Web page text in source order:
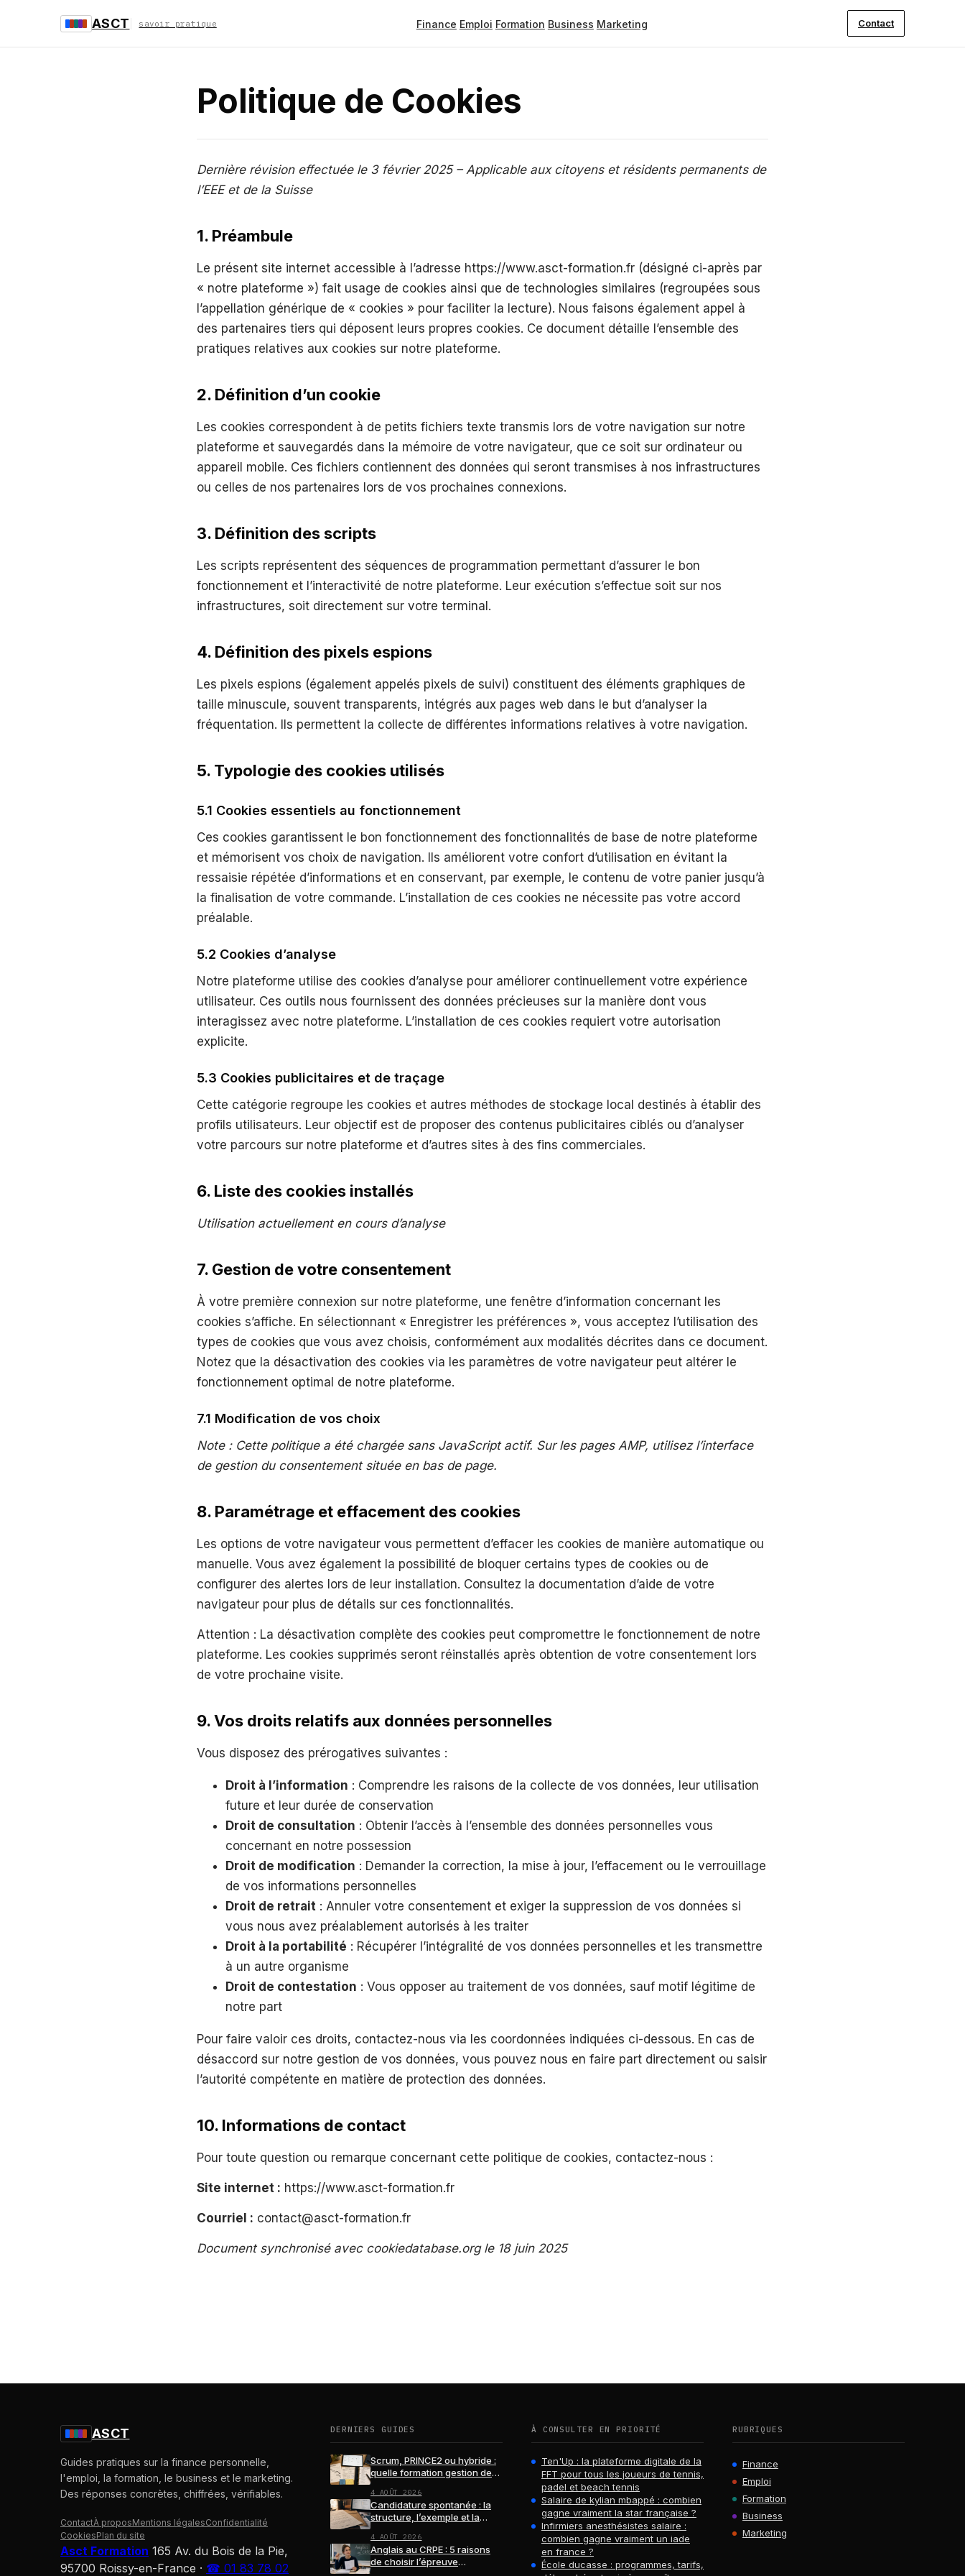
ASCT savoir pratique Finance Emploi Formation Business Marketing Contact
Politique de Cookies
Dernière révision effectuée le 3 février 2025 – Applicable aux citoyens et résidents permanents de
l’EEE et de la Suisse
1. Préambule
Le présent site internet accessible à l’adresse https://www.asct-formation.fr (désigné ci-après par
« notre plateforme ») fait usage de cookies ainsi que de technologies similaires (regroupées sous
l’appellation générique de « cookies » pour faciliter la lecture). Nous faisons également appel à
des partenaires tiers qui déposent leurs propres cookies. Ce document détaille l’ensemble des
pratiques relatives aux cookies sur notre plateforme.
2. Définition d’un cookie
Les cookies correspondent à de petits fichiers texte transmis lors de votre navigation sur notre
plateforme et sauvegardés dans la mémoire de votre navigateur, que ce soit sur ordinateur ou
appareil mobile. Ces fichiers contiennent des données qui seront transmises à nos infrastructures
ou celles de nos partenaires lors de vos prochaines connexions.
3. Définition des scripts
Les scripts représentent des séquences de programmation permettant d’assurer le bon
fonctionnement et l’interactivité de notre plateforme. Leur exécution s’effectue soit sur nos
infrastructures, soit directement sur votre terminal.
4. Définition des pixels espions
Les pixels espions (également appelés pixels de suivi) constituent des éléments graphiques de
taille minuscule, souvent transparents, intégrés aux pages web dans le but d’analyser la
fréquentation. Ils permettent la collecte de différentes informations relatives à votre navigation.
5. Typologie des cookies utilisés
5.1 Cookies essentiels au fonctionnement
Ces cookies garantissent le bon fonctionnement des fonctionnalités de base de notre plateforme
et mémorisent vos choix de navigation. Ils améliorent votre confort d’utilisation en évitant la
ressaisie répétée d’informations et en conservant, par exemple, le contenu de votre panier jusqu’à
la finalisation de votre commande. L’installation de ces cookies ne nécessite pas votre accord
préalable.
5.2 Cookies d’analyse
Notre plateforme utilise des cookies d’analyse pour améliorer continuellement votre expérience
utilisateur. Ces outils nous fournissent des données précieuses sur la manière dont vous
interagissez avec notre plateforme. L’installation de ces cookies requiert votre autorisation
explicite.
5.3 Cookies publicitaires et de traçage
Cette catégorie regroupe les cookies et autres méthodes de stockage local destinés à établir des
profils utilisateurs. Leur objectif est de proposer des contenus publicitaires ciblés ou d’analyser
votre parcours sur notre plateforme et d’autres sites à des fins commerciales.
6. Liste des cookies installés
Utilisation actuellement en cours d’analyse
7. Gestion de votre consentement
À votre première connexion sur notre plateforme, une fenêtre d’information concernant les
cookies s’affiche. En sélectionnant « Enregistrer les préférences », vous acceptez l’utilisation des
types de cookies que vous avez choisis, conformément aux modalités décrites dans ce document.
Notez que la désactivation des cookies via les paramètres de votre navigateur peut altérer le
fonctionnement optimal de notre plateforme.
7.1 Modification de vos choix
Note : Cette politique a été chargée sans JavaScript actif. Sur les pages AMP, utilisez l’interface
de gestion du consentement située en bas de page.
8. Paramétrage et effacement des cookies
Les options de votre navigateur vous permettent d’effacer les cookies de manière automatique ou
manuelle. Vous avez également la possibilité de bloquer certains types de cookies ou de
configurer des alertes lors de leur installation. Consultez la documentation d’aide de votre
navigateur pour plus de détails sur ces fonctionnalités.
Attention : La désactivation complète des cookies peut compromettre le fonctionnement de notre
plateforme. Les cookies supprimés seront réinstallés après obtention de votre consentement lors
de votre prochaine visite.
9. Vos droits relatifs aux données personnelles
Vous disposez des prérogatives suivantes :
Droit à l’information : Comprendre les raisons de la collecte de vos données, leur utilisation
future et leur durée de conservation
Droit de consultation : Obtenir l’accès à l’ensemble des données personnelles vous
concernant en notre possession
Droit de modification : Demander la correction, la mise à jour, l’effacement ou le verrouillage
de vos informations personnelles
Droit de retrait : Annuler votre consentement et exiger la suppression de vos données si
vous nous avez préalablement autorisés à les traiter
Droit à la portabilité : Récupérer l’intégralité de vos données personnelles et les transmettre
à un autre organisme
Droit de contestation : Vous opposer au traitement de vos données, sauf motif légitime de
notre part
Pour faire valoir ces droits, contactez-nous via les coordonnées indiquées ci-dessous. En cas de
désaccord sur notre gestion de vos données, vous pouvez nous en faire part directement ou saisir
l’autorité compétente en matière de protection des données.
10. Informations de contact
Pour toute question ou remarque concernant cette politique de cookies, contactez-nous :
Site internet : https://www.asct-formation.fr
Courriel : contact@asct-formation.fr
Document synchronisé avec cookiedatabase.org le 18 juin 2025
ASCT
Guides pratiques sur la finance personnelle,
l'emploi, la formation, le business et le marketing.
Des réponses concrètes, chiffrées, vérifiables.
ContactÀ proposMentions légalesConfidentialité
CookiesPlan du site
Asct Formation 165 Av. du Bois de la Pie,
95700 Roissy-en-France · ☎ 01 83 78 02
DERNIERS GUIDES
Scrum, PRINCE2 ou hybride :
quelle formation gestion de
projets choisir ?
4 AOÛT 2026
Candidature spontanée : la
structure, l’exemple et la
relance qui font la différence
4 AOÛT 2026
Anglais au CRPE : 5 raisons
de choisir l’épreuve
À CONSULTER EN PRIORITÉ
Ten'Up : la plateforme digitale de la
FFT pour tous les joueurs de tennis,
padel et beach tennis
Salaire de kylian mbappé : combien
gagne vraiment la star française ?
Infirmiers anesthésistes salaire :
combien gagne vraiment un iade
en france ?
École ducasse : programmes, tarifs,
RUBRIQUES
Finance
Emploi
Formation
Business
Marketing